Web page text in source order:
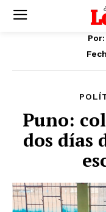
Por:
Puno:
dos días